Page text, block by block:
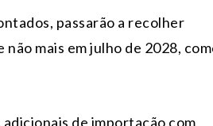
passarão a recolher
mais em julho de 2028,
de importação com